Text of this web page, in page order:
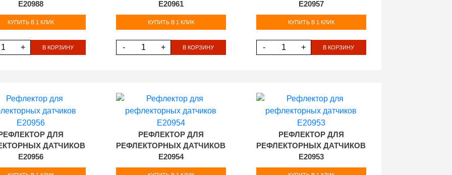
E20988
КУПИТЬ В 1 КЛИК
+ В КОРЗИНУ
E20961
КУПИТЬ В 1 КЛИК
- + В КОРЗИНУ
E20957
КУПИТЬ В 1 КЛИК
- + В КОРЗИНУ
ДЛЯ
ДАТЧИКОВ
E20956
РЕФЛЕКТОР ДЛЯ
РЕФЛЕКТОРНЫХ ДАТЧИКОВ
E20954
РЕФЛЕКТОР ДЛЯ
РЕФЛЕКТОРНЫХ ДАТЧИКОВ
E20953